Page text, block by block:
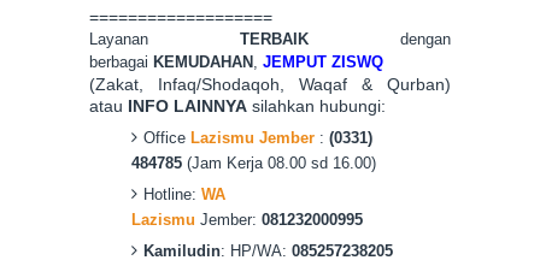
===================
Layanan TERBAIK dengan
berbagai KEMUDAHAN , JEMPUT ZISWQ
(Zakat, Infaq/Shodaqoh, Waqaf & Qurban)
atau INFO LAINNYA silahkan hubungi:
Office Lazismu Jember : (0331)
484785 (Jam Kerja 08.00 sd 16.00)
Hotline: WA
Lazismu Jember: 081232000995
Kamiludin: HP/WA: 085257238205